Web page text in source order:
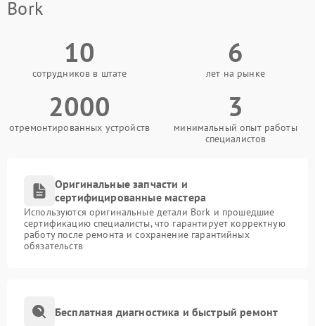
Bork
10
сотрудников в штате
6
лет на рынке
2000
отремонтированных устройств
3
минимальный опыт работы
специалистов
Оригинальные запчасти и
сертифицированные мастера
Используются оригинальные детали Bork и прошедшие
сертификацию специалисты, что гарантирует корректную
работу после ремонта и сохранение гарантийных
обязательств
Бесплатная диагностика и быстрый ремонт